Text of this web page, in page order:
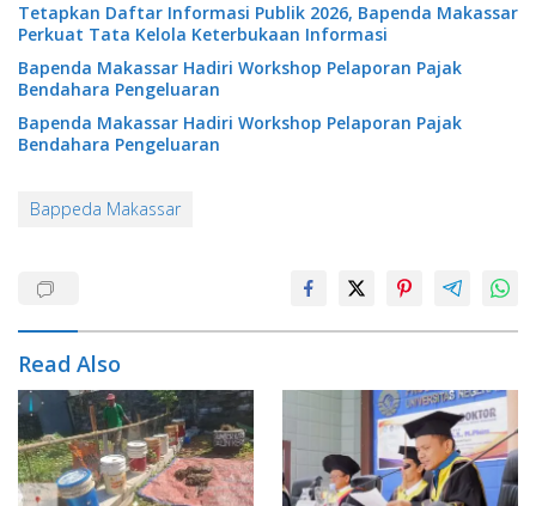
Tetapkan Daftar Informasi Publik 2026, Bapenda Makassar
Perkuat Tata Kelola Keterbukaan Informasi
Bapenda Makassar Hadiri Workshop Pelaporan Pajak
Bendahara Pengeluaran
Bapenda Makassar Hadiri Workshop Pelaporan Pajak
Bendahara Pengeluaran
Bappeda Makassar
Read Also